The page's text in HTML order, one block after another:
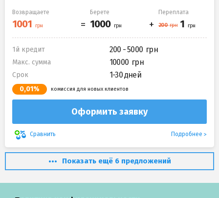
Возвращаете Берете Переплата
1й кредит 200 - 5000
Макс. сумма 10000
Срок 1-30 дней
0,01% комиссия для новых клиентов
Оформить заявку
Сравнить Подробнее
Показать ещё 6 предложений